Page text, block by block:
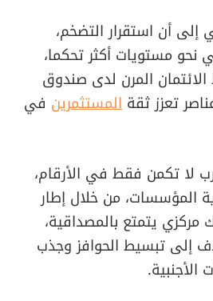
إلى أن استقرار التضخم،
نحو مستويات أكثر تحكما،
المرن لدى صندوق
تعزز ثقة المستثمرين في
لا تكمن فقط في الأرقام،
المؤسسات، من خلال إطار
يتمتع بالمصداقية،
إلى تبسيط الحوافز وجذب
الأجنبية.